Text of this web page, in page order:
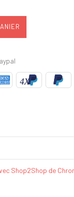
Shop2Shop de